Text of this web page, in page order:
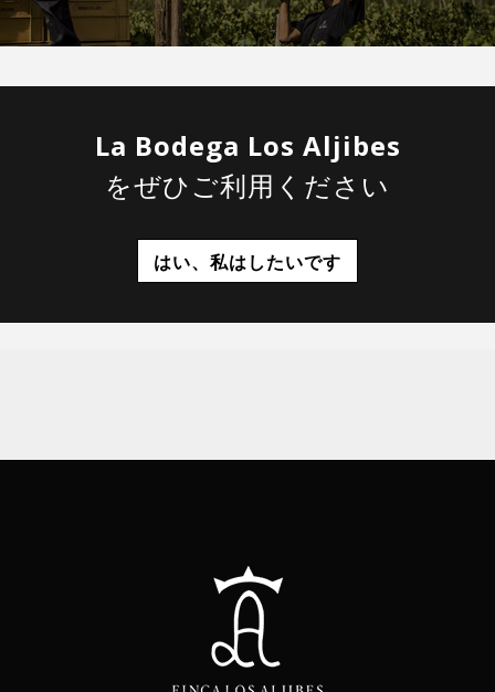
La Bodega Los Aljibes
をぜひご利用ください
はい、私はしたいです